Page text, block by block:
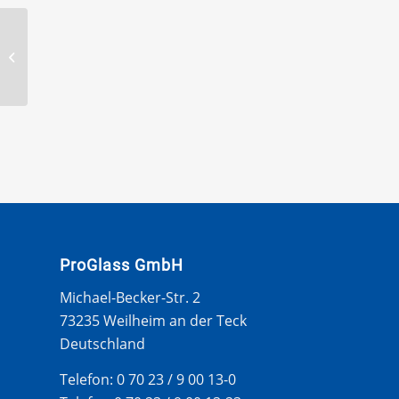
ProGlass GmbH
Michael-Becker-Str. 2
73235 Weilheim an der Teck
Deutschland
Telefon: 0 70 23 / 9 00 13-0